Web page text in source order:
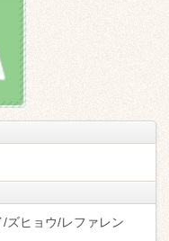
ズヒョウ/レファレン